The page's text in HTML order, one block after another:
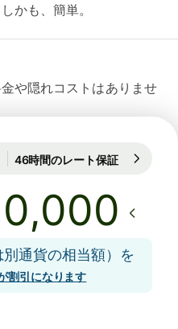
かも、簡単。
や隠れコストはありませ
46時間のレート保証
通貨の相当額）を
割引になります